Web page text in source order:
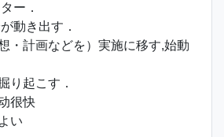
ー．
動き出す．
・計画などを）実施に移す,始動
り起こす．
很快
い